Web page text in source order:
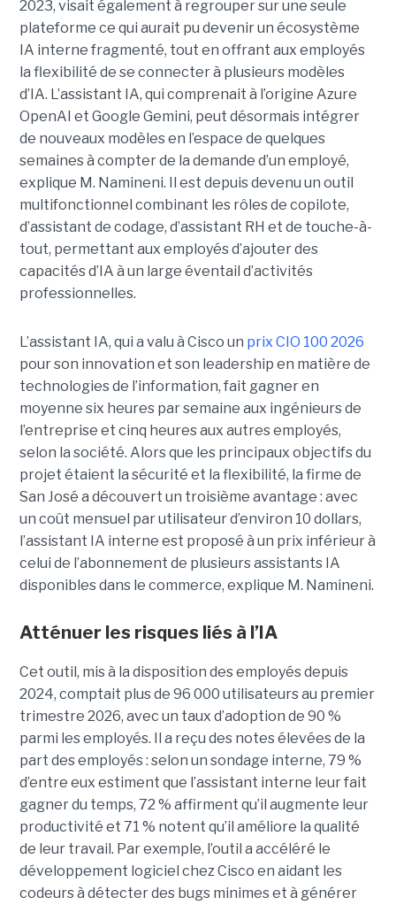
2023, visait également à regrouper sur une seule
plateforme ce qui aurait pu devenir un écosystème
IA interne fragmenté, tout en offrant aux employés
la flexibilité de se connecter à plusieurs modèles
d’IA. L’assistant IA, qui comprenait à l’origine Azure
OpenAI et Google Gemini, peut désormais intégrer
de nouveaux modèles en l’espace de quelques
semaines à compter de la demande d’un employé,
explique M. Namineni. Il est depuis devenu un outil
multifonctionnel combinant les rôles de copilote,
d’assistant de codage, d’assistant RH et de touche-à-
tout, permettant aux employés d’ajouter des
capacités d’IA à un large éventail d’activités
professionnelles.
L’assistant IA, qui a valu à Cisco un prix CIO 100 2026
pour son innovation et son leadership en matière de
technologies de l’information, fait gagner en
moyenne six heures par semaine aux ingénieurs de
l’entreprise et cinq heures aux autres employés,
selon la société. Alors que les principaux objectifs du
projet étaient la sécurité et la flexibilité, la firme de
San José a découvert un troisième avantage : avec
un coût mensuel par utilisateur d’environ 10 dollars,
l’assistant IA interne est proposé à un prix inférieur à
celui de l’abonnement de plusieurs assistants IA
disponibles dans le commerce, explique M. Namineni.
Atténuer les risques liés à l’IA
Cet outil, mis à la disposition des employés depuis
2024, comptait plus de 96 000 utilisateurs au premier
trimestre 2026, avec un taux d’adoption de 90 %
parmi les employés. Il a reçu des notes élevées de la
part des employés : selon un sondage interne, 79 %
d’entre eux estiment que l’assistant interne leur fait
gagner du temps, 72 % affirment qu’il augmente leur
productivité et 71 % notent qu’il améliore la qualité
de leur travail. Par exemple, l’outil a accéléré le
développement logiciel chez Cisco en aidant les
codeurs à détecter des bugs minimes et à générer